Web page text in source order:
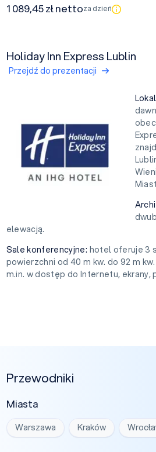
1 089,45 zł nettoza dzień
Holiday Inn Express Lublin
Przejdź do prezentacji
elewacją.
Sale konferencyjne: hotel oferuje 3
powierzchni od 40 m kw. do 92 m
m.in. w dostęp do Internetu, ekrany,
Przewodniki
Miasta
Warszawa Kraków